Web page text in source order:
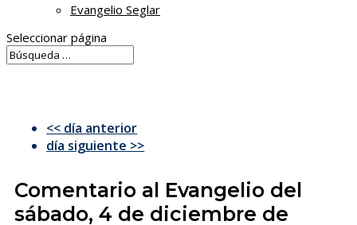
Evangelio Seglar
Seleccionar página
<< día anterior
día siguiente >>
Comentario al Evangelio del
sábado, 4 de diciembre de